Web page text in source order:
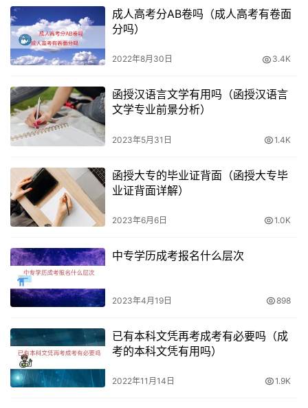
成人高考分AB卷吗（成人高考有卷面
分吗）
2022年8月30日 3.4K
函授汉语言文学有用吗（函授汉语言
文学专业前景分析）
2023年5月31日 1.4K
函授大专的毕业证背面（函授大专毕
业证背面详解）
2023年6月6日 1.0K
中专学历成考报名什么层次
2023年4月19日 898
已有本科文凭再考成考有必要吗（成
考的本科文凭有用吗）
2022年11月14日 1.9K